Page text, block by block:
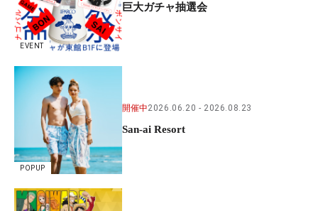
EVENT
巨大ガチャ抽選会
POPUP
開催中2026.06.20 2026.08.23
San-ai Resort